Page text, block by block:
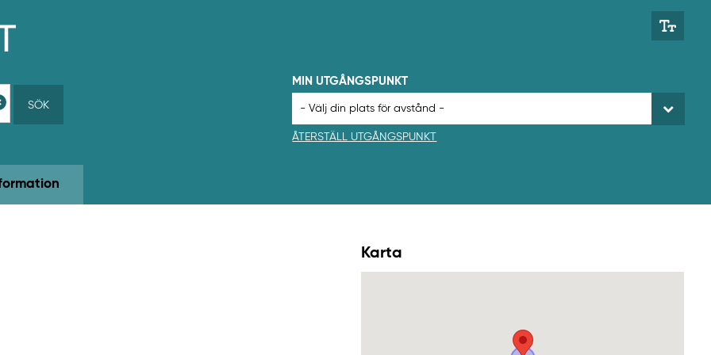
SÖK
MIN UTGÅNGSPUNKT
ÅTERSTÄLL UTGÅNGSPUNKT
Karta